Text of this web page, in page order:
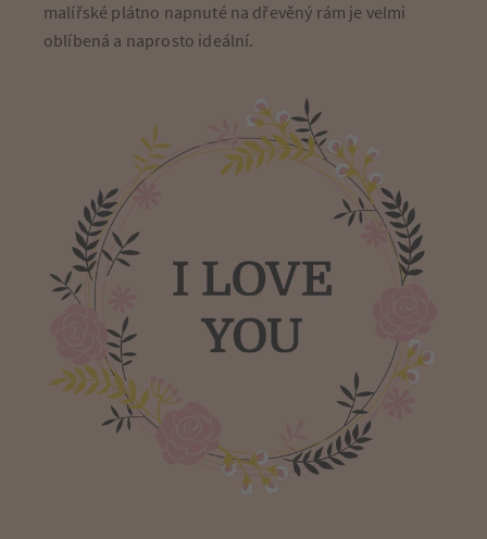
malířské plátno napnuté na dřevěný rám je velmi
oblíbená a naprosto ideální.